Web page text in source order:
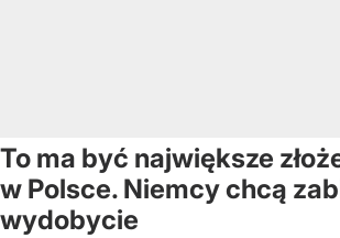
To ma być największe
w Polsce. Niemcy chcą
wydobycie